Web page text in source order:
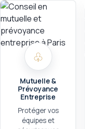
♧
Mutuelle &
Prévoyance
Entreprise
Protéger vos
équipes et